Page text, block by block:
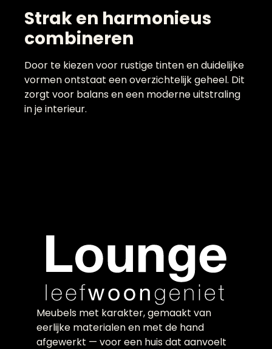
Strak en harmonieus
combineren
Door te kiezen voor rustige tinten en duidelijke
vormen ontstaat een overzichtelijk geheel. Dit
zorgt voor balans en een moderne uitstraling
in je interieur.
Meubels met karakter, gemaakt van
eerlijke materialen en met de hand
afgewerkt — voor een huis dat aanvoelt